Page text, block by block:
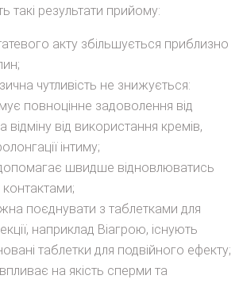
такі результати прийому:
акту збільшується приблизно
чутливість не знижується:
повноцінне задоволення від
відміну від використання кремів,
інтиму;
швидше відновлюватись
поєднувати з таблетками для
наприклад Віагрою, існують
таблетки для подвійного ефекту;
на якість сперми та